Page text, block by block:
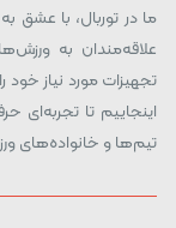
ما در توربال، با عشق
علاقه‌مندان به
تجهیزات مورد نیاز خود
اینجاییم تا تجربه‌ای
تیم‌ها و خانواده‌های